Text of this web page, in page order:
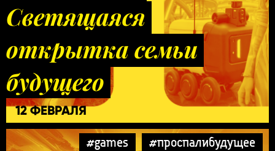
Светящаяся
открытка семьи
будущего
12 ФЕВРАЛЯ
#games
#проспалибудущее